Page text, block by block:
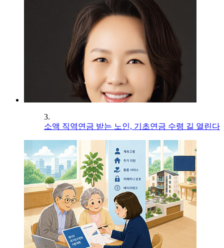
3.
소액 직역연금 받는 노인, 기초연금 수령 길 열린다